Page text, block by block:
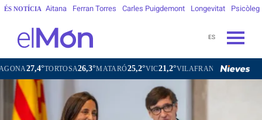
ÉS NOTÍCIA Aitana Ferran Torres Carles Puigdemont Longevitat Psicòleg
ES
TORTOSA26,3°MATARÓ25,2°VIC21,2°VILAFRANCA DEL PENEDÈS23,3°